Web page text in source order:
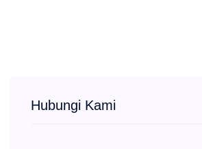
Hubungi Kami